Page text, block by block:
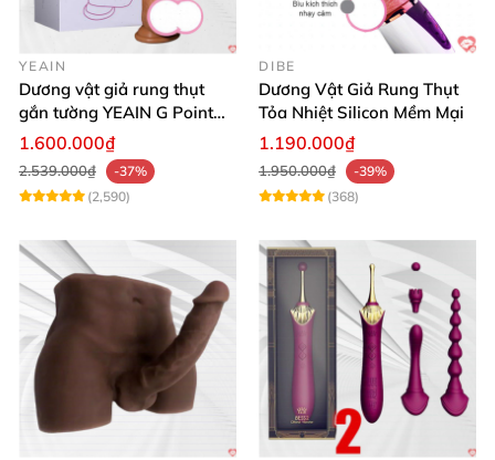
YEAIN
Dương vật giả rung thụt
gắn tường YEAIN G Point
tỏa nhiệt điều khiển từ xa
1.600.000₫
2.539.000₫
-37%
(2,590)
DIBE
Dương Vật Giả Rung Thụt
Tỏa Nhiệt Silicon Mềm Mại
1.190.000₫
1.950.000₫
-39%
(368)